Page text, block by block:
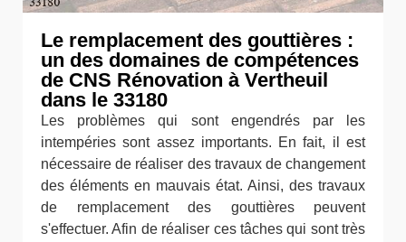
Le remplacement des gouttières :
un des domaines de compétences
de CNS Rénovation à Vertheuil
dans le 33180
Les problèmes qui sont engendrés par les
intempéries sont assez importants. En fait, il est
nécessaire de réaliser des travaux de changement
des éléments en mauvais état. Ainsi, des travaux
de remplacement des gouttières peuvent
s'effectuer. Afin de réaliser ces tâches qui sont très